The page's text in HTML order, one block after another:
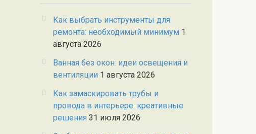
Как выбрать инструменты для
ремонта: необходимый минимум 1
августа 2026
Ванная без окон: идеи освещения и
вентиляции 1 августа 2026
Как замаскировать трубы и
провода в интерьере: креативные
решения 31 июля 2026